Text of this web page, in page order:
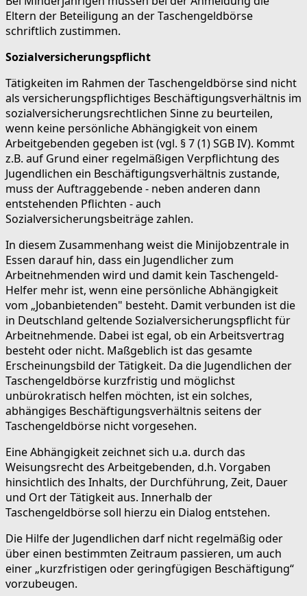
Eltern der Beteiligung an der Taschengeldbörse
schriftlich zustimmen.
Sozialversicherungspflicht
Tätigkeiten im Rahmen der Taschengeldbörse sind nicht
als versicherungspflichtiges Beschäftigungsverhältnis im
sozialversicherungsrechtlichen Sinne zu beurteilen,
wenn keine persönliche Abhängigkeit von einem
Arbeitgebenden gegeben ist (vgl. § 7 (1) SGB IV). Kommt
z.B. auf Grund einer regelmäßigen Verpflichtung des
Jugendlichen ein Beschäftigungsverhältnis zustande,
muss der Auftraggebende - neben anderen dann
entstehenden Pflichten - auch
Sozialversicherungsbeiträge zahlen.
In diesem Zusammenhang weist die Minijobzentrale in
Essen darauf hin, dass ein Jugendlicher zum
Arbeitnehmenden wird und damit kein Taschengeld-
Helfer mehr ist, wenn eine persönliche Abhängigkeit
vom „Jobanbietenden" besteht. Damit verbunden ist die
in Deutschland geltende Sozialversicherungspflicht für
Arbeitnehmende. Dabei ist egal, ob ein Arbeitsvertrag
besteht oder nicht. Maßgeblich ist das gesamte
Erscheinungsbild der Tätigkeit. Da die Jugendlichen der
Taschengeldbörse kurzfristig und möglichst
unbürokratisch helfen möchten, ist ein solches,
abhängiges Beschäftigungsverhältnis seitens der
Taschengeldbörse nicht vorgesehen.
Eine Abhängigkeit zeichnet sich u.a. durch das
Weisungsrecht des Arbeitgebenden, d.h. Vorgaben
hinsichtlich des Inhalts, der Durchführung, Zeit, Dauer
und Ort der Tätigkeit aus. Innerhalb der
Taschengeldbörse soll hierzu ein Dialog entstehen.
Die Hilfe der Jugendlichen darf nicht regelmäßig oder
über einen bestimmten Zeitraum passieren, um auch
einer „kurzfristigen oder geringfügigen Beschäftigung“
vorzubeugen.